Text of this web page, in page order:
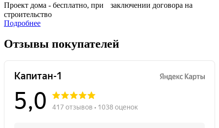
Проект дома - бесплатно, при заключении договора на
строительство
Подробнее
Отзывы покупателей